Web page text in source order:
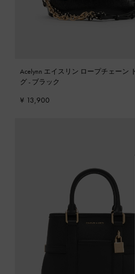
Acelynn エイスリン ロープチェーン
グ - ブラック
¥ 13,900